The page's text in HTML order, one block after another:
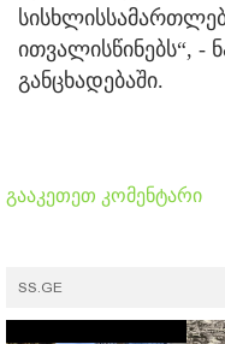
ითვალისწინებს“, -
განცხადებაში.
გააკეთეთ კომენტარი
SS.GE